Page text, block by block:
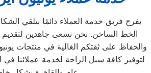
يفرح فريق خدمة العملاء دائمًا بتلقي
الخط الساخن. نحن نسعى جاهدين
والحفاظ على ثقتكم الغالية في منتجات
لتوفير كافة سبل الراحة لخدمة عملائنا